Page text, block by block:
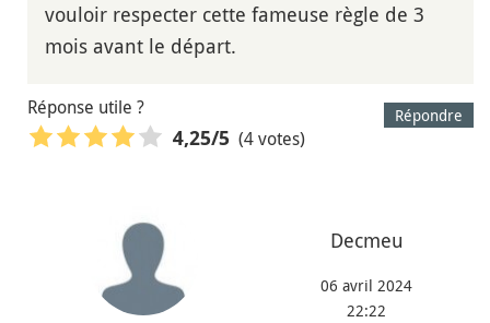
vouloir respecter cette fameuse règle de 3
mois avant le départ.
Répondre
Réponse utile ?
4,25/5 (4 votes)
Decmeu
06 avril 2024
22:22